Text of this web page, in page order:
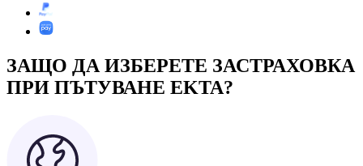
ЗАЩО ДА ИЗБЕРЕТЕ ЗАСТРАХОВКА
ПРИ ПЪТУВАНЕ EKTA?